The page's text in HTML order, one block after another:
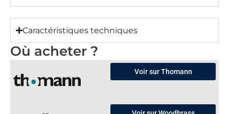
Caractéristiques techniques
Où acheter ?
Voir sur Thomann